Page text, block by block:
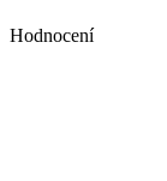
Hodnocení